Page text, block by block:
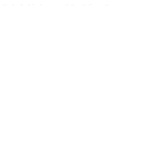
bộ là bạn đã đến Ga
Nha Trang xinh đẹp
điểm tham quan du
Hotel
nhân viên nhiệt tình